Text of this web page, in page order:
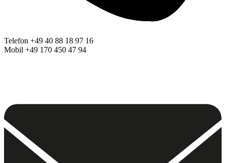
Telefon +49 40 88 18 97 16
Mobil +49 170 450 47 94